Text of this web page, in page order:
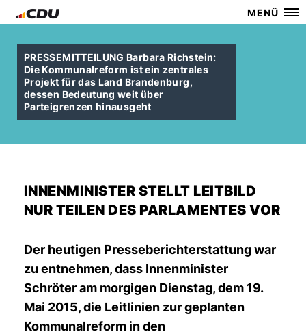
MENÜ
PRESSEMITTEILUNG Barbara Richstein:
Die Kommunalreform ist ein zentrales
Projekt für das Land Brandenburg,
dessen Bedeutung weit über
Parteigrenzen hinausgeht
INNENMINISTER STELLT LEITBILD
NUR TEILEN DES PARLAMENTES VOR
Der heutigen Presseberichterstattung war
zu entnehmen, dass Innenminister
Schröter am morgigen Dienstag, dem 19.
Mai 2015, die Leitlinien zur geplanten
Kommunalreform in den